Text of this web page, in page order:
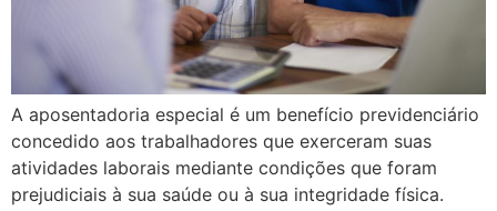
A aposentadoria especial é um benefício previdenciário
concedido aos trabalhadores que exerceram suas
atividades laborais mediante condições que foram
prejudiciais à sua saúde ou à sua integridade física.